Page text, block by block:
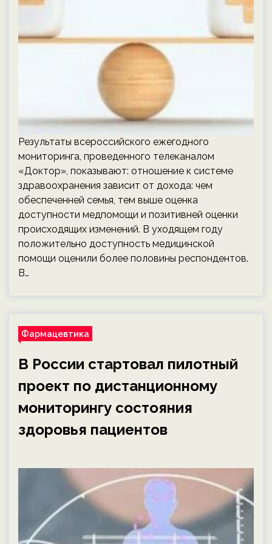
Результаты всероссийского ежегодного
мониторинга, проведенного телеканалом
«Доктор», показывают: отношение к системе
здравоохранения зависит от дохода: чем
обеспеченней семья, тем выше оценка
доступности медпомощи и позитивней оценки
происходящих изменений. В уходящем году
положительно доступность медицинской
помощи оценили более половины респондентов.
В…
Фармацевтика
В России стартовал пилотный
проект по дистанционному
мониторингу состояния
здоровья пациентов